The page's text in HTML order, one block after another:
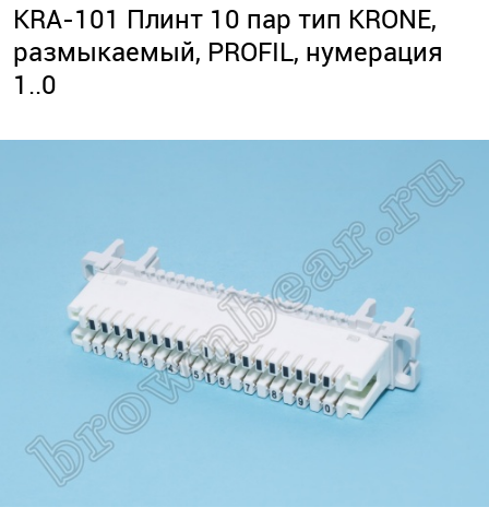
KRA-101 Плинт 10 пар тип KRONE,
размыкаемый, PROFIL, нумерация
1..0